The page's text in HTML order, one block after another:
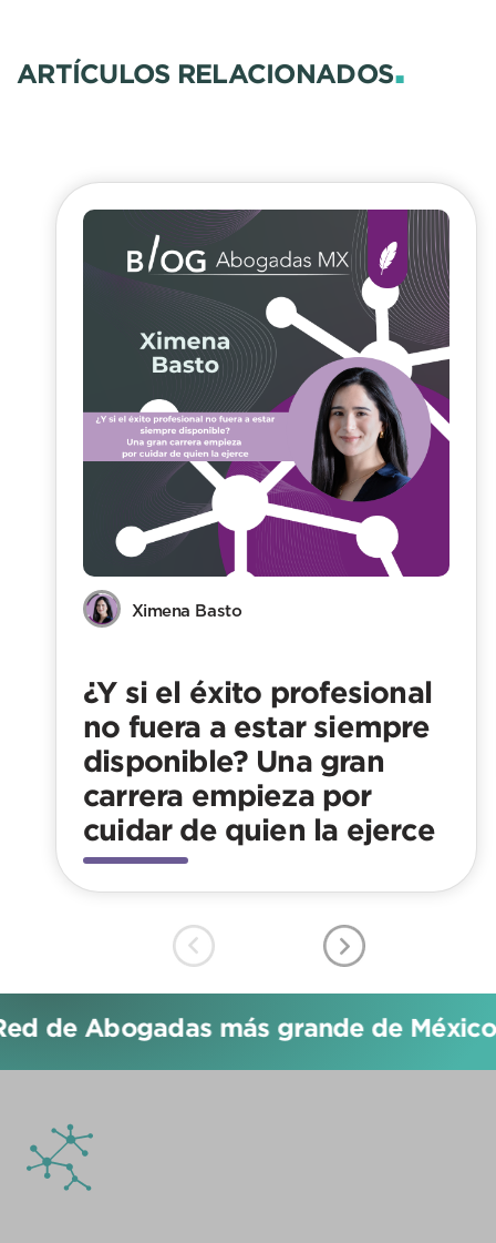
ARTÍCULOS RELACIONADOS.
Ximena Basto
¿Y si el éxito profesional
no fuera a estar siempre
disponible? Una gran
carrera empieza por
cuidar de quien la ejerce
de Abogadas más grande de México!